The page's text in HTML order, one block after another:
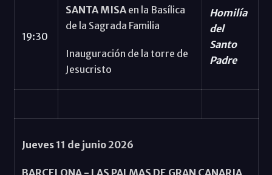
19:30
SANTA MISA en la Basílica
de la Sagrada Familia
Inauguración de la torre de
Jesucristo
Homilía
del
Santo
Padre
Jueves 11 de junio 2026
BARCELONA - LAS PALMAS DE GRAN CANARIA